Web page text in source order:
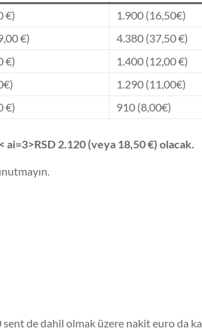
€)
1.900 (16,50€)
€)
4.380 (37,50 €)
€)
1.400 (12,00 €)
1.290 (11,00€)
€)
910 (8,00€)
ai=3>RSD 2.120 (veya 18,50 €) olacak.
sent de dahil olmak üzere nakit euro da